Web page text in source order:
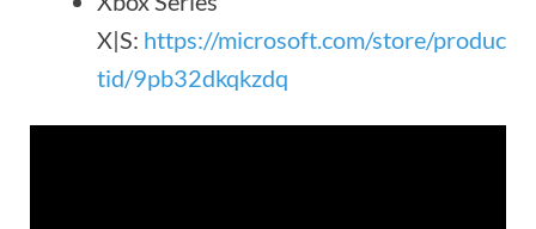
X|S: https://microsoft.com/store/produc
tid/9pb32dkqkzdq